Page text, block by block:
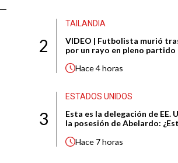
2
TAILANDIA
VIDEO | Futbolista murió
por un rayo en pleno partido
Hace4 horas
3
ESTADOS UNIDOS
Esta es la delegación de EE.
la posesión de Abelardo:
Hace 7 horas